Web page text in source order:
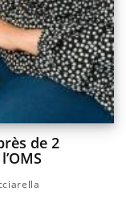
de 2